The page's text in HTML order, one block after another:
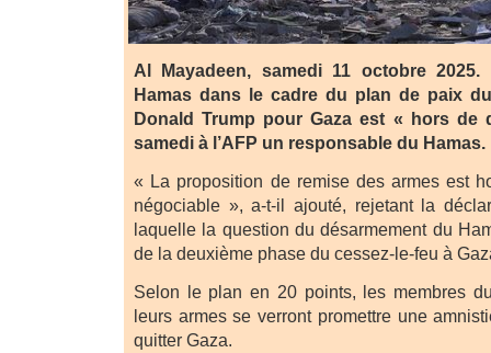
Al Mayadeen, samedi 11 octobre
Hamas dans le cadre du plan de paix
Donald Trump pour Gaza est « hors de
samedi à l’AFP un responsable du Hamas.
« La proposition de remise des armes est
négociable », a-t-il ajouté, rejetant la
laquelle la question du désarmement du
de la deuxième phase du cessez-le-feu à
Selon le plan en 20 points, les membres
leurs armes se verront promettre une
quitter Gaza.